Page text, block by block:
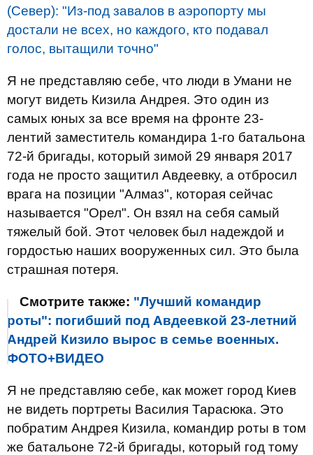
(Север): "Из-под завалов в аэропорту мы
достали не всех, но каждого, кто подавал
голос, вытащили точно"
Я не представляю себе, что люди в Умани не
могут видеть Кизила Андрея. Это один из
самых юных за все время на фронте 23-
лентий заместитель командира 1-го батальона
72-й бригады, который зимой 29 января 2017
года не просто защитил Авдеевку, а отбросил
врага на позиции "Алмаз", которая сейчас
называется "Орел". Он взял на себя самый
тяжелый бой. Этот человек был надеждой и
гордостью наших вооруженных сил. Это была
страшная потеря.
Смотрите также: "Лучший командир
роты": погибший под Авдеевкой 23-летний
Андрей Кизило вырос в семье военных.
ФОТО+ВИДЕО
Я не представляю себе, как может город Киев
не видеть портреты Василия Тарасюка. Это
побратим Андрея Кизила, командир роты в том
же батальоне 72-й бригады, который год тому